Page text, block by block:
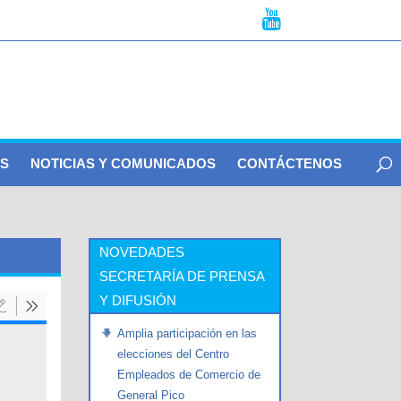
NOTICIAS Y COMUNICADOS CONTÁCTENOS
NOVEDADES
SECRETARÍA DE PRENSA
Y DIFUSIÓN
Amplia participación en las
elecciones del Centro
Empleados de Comercio de
General Pico